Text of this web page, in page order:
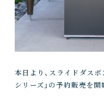
本日より、スライドダス
シリーズ」の予約販売を開